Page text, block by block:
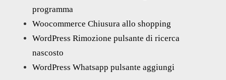
programma
Woocommerce Chiusura allo shopping
WordPress Rimozione pulsante di ricerca
nascosto
WordPress Whatsapp pulsante aggiungi